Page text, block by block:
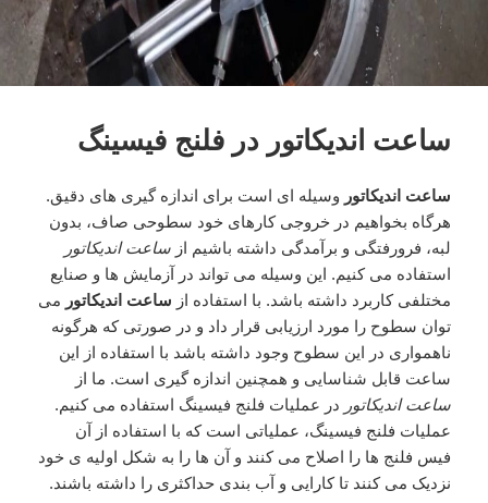
ساعت اندیکاتور در فلنج فیسینگ
ساعت اندیکاتور وسیله ای است برای اندازه گیری های دقیق.
هرگاه بخواهیم در خروجی کارهای خود سطوحی صاف، بدون
لبه، فرورفتگی و برآمدگی داشته باشیم ازساعت اندیکاتور
استفاده می کنیم. این وسیله می تواند در آزمایش ها و صنایع
مختلفی کاربرد داشته باشد. با استفاده از ساعت اندیکاتور می
توان سطوح را مورد ارزیابی قرار داد و در صورتی که هرگونه
ناهمواری در این سطوح وجود داشته باشد با استفاده از این
ساعت قابل شناسایی و همچنین اندازه گیری است. ما از
ساعت اندیکاتور در عملیات فلنج فیسینگ استفاده می کنیم.
عملیات فلنج فیسینگ، عملیاتی است که با استفاده از آن
فیس فلنج ها را اصلاح می کنند و آن ها را به شکل اولیه ی خود
نزدیک می کنند تا کارایی و آب بندی حداکثری را داشته باشند.